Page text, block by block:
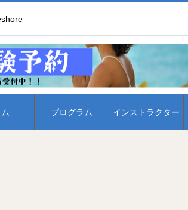
プログラム インストラクター